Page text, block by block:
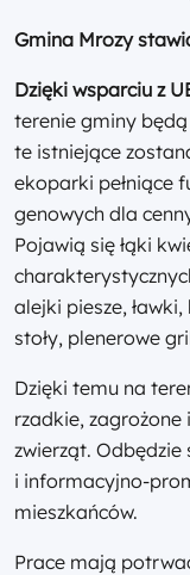
Gmina Mrozy
Dzięki wsparciu z
terenie gminy
te istniejące
ekoparki pełniące
genowych dla
Pojawią się łąki
alejki piesze,
stoły, plenerowe
Dzięki temu na
rzadkie,
zwierząt.
i
mieszkańców.
Prace mają